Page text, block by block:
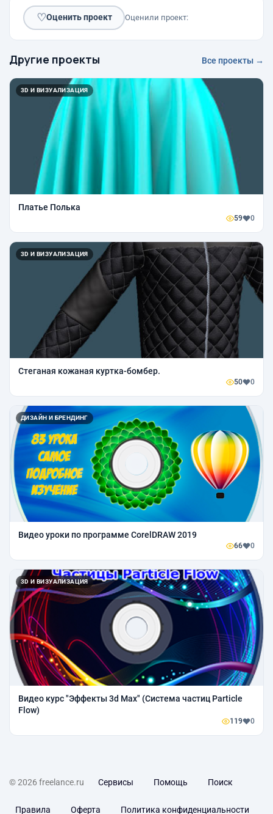
♡Оценить проект Оценили проект:
Другие проекты Все проекты →
3D И ВИЗУАЛИЗАЦИЯ
Платье Полька
59 0
3D И ВИЗУАЛИЗАЦИЯ
Стеганая кожаная куртка-бомбер.
50 0
ДИЗАЙН И БРЕНДИНГ
Видео уроки по программе CorelDRAW 2019
66 0
3D И ВИЗУАЛИЗАЦИЯ
Видео курс "Эффекты 3d Max" (Система частиц Particle
Flow)
119 0
© 2026 freelance.ru Сервисы Помощь Поиск
Правила Оферта Политика конфиденциальности